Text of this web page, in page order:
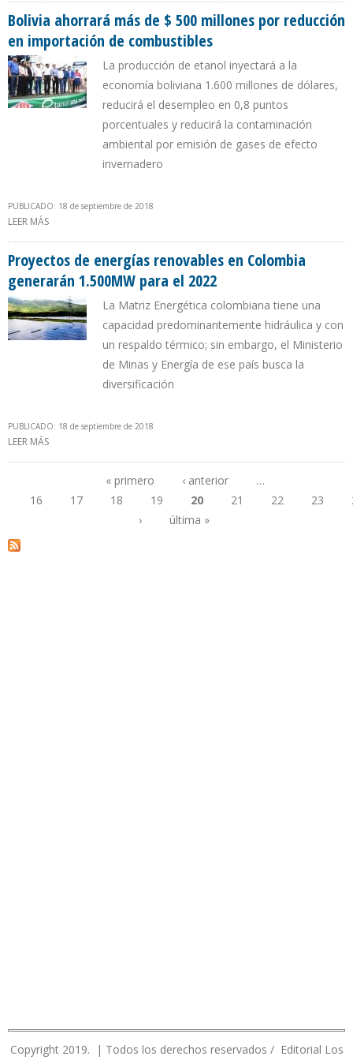
Bolivia ahorrará más de $ 500 millones por reducción
en importación de combustibles
La producción de etanol inyectará a la
economía boliviana 1.600 millones de dólares,
reducirá el desempleo en 0,8 puntos
porcentuales y reducirá la contaminación
ambiental por emisión de gases de efecto
invernadero
PUBLICADO: 18 de septiembre de 2018
LEER MÁS
Proyectos de energías renovables en Colombia
generarán 1.500MW para el 2022
La Matriz Energética colombiana tiene una
capacidad predominantemente hidráulica y con
un respaldo térmico; sin embargo, el Ministerio
de Minas y Energía de ese país busca la
diversificación
PUBLICADO: 18 de septiembre de 2018
LEER MÁS
Páginas
« primero ‹ anterior
…
16
17 18 19 20 21 22 23
›
última »
Copyright 2019. | Todos los derechos reservados / Editorial Los